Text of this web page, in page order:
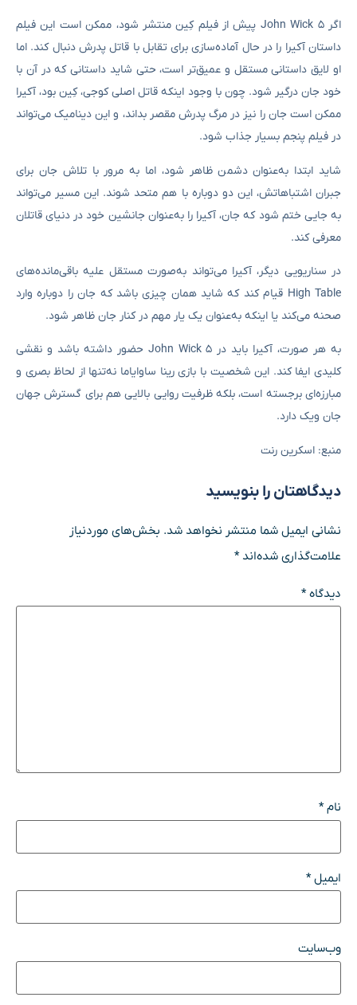
اگر John Wick 5 پیش از فیلم کِین منتشر شود، ممکن است این فیلم
داستان آکیرا را در حال آماده‌سازی برای تقابل با قاتل پدرش دنبال کند. اما
او لایق داستانی مستقل و عمیق‌تر است، حتی شاید داستانی که در آن با
خود جان درگیر شود. چون با وجود اینکه قاتل اصلی کوجی، کِین بود، آکیرا
ممکن است جان را نیز در مرگ پدرش مقصر بداند، و این دینامیک می‌تواند
در فیلم پنجم بسیار جذاب شود.
شاید ابتدا به‌عنوان دشمن ظاهر شود، اما به مرور با تلاش جان برای
جبران اشتباهاتش، این دو دوباره با هم متحد شوند. این مسیر می‌تواند
به جایی ختم شود که جان، آکیرا را به‌عنوان جانشین خود در دنیای قاتلان
معرفی کند.
در سناریویی دیگر، آکیرا می‌تواند به‌صورت مستقل علیه باقی‌مانده‌های
High Table قیام کند که شاید همان چیزی باشد که جان را دوباره وارد
صحنه می‌کند یا اینکه به‌عنوان یک یار مهم در کنار جان ظاهر شود.
به هر صورت، آکیرا باید در John Wick 5 حضور داشته باشد و نقشی
کلیدی ایفا کند. این شخصیت با بازی رینا ساوایاما نه‌تنها از لحاظ بصری و
مبارزه‌ای برجسته است، بلکه ظرفیت روایی بالایی هم برای گسترش جهان
جان ویک دارد.
منبع: اسکرین رنت
دیدگاهتان را بنویسید
نشانی ایمیل شما منتشر نخواهد شد. بخش‌های موردنیاز
علامت‌گذاری شده‌اند*
دیدگاه*
نام*
ایمیل*
وب‌سایت